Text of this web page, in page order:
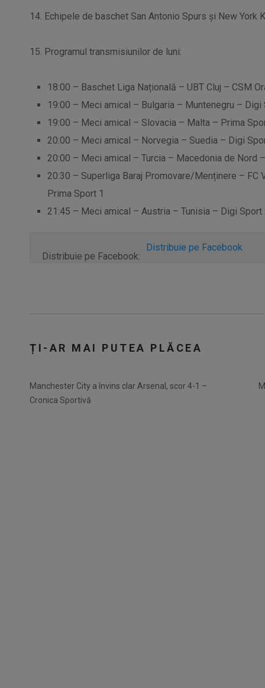
14. Echipele de baschet San Antonio Spurs şi New York
15. Programul transmisiunilor de luni:
18:00 – Baschet Liga Națională – UBT Cluj – CSM
19:00 – Meci amical – Bulgaria – Muntenegru – Digi
19:00 – Meci amical – Slovacia – Malta – Prima
20:00 – Meci amical – Norvegia – Suedia – Digi
20:00 – Meci amical – Turcia – Macedonia de Nord
20:30 – Superliga Baraj Promovare/Menținere – FC
Prima Sport 1
21:45 – Meci amical – Austria – Tunisia – Digi Sport
Distribuie pe Facebook:
Distribuie pe Facebook
ȚI-AR MAI PUTEA PLĂCEA
Manchester City a învins clar Arsenal, scor 4-1 –
Cronica Sportivă